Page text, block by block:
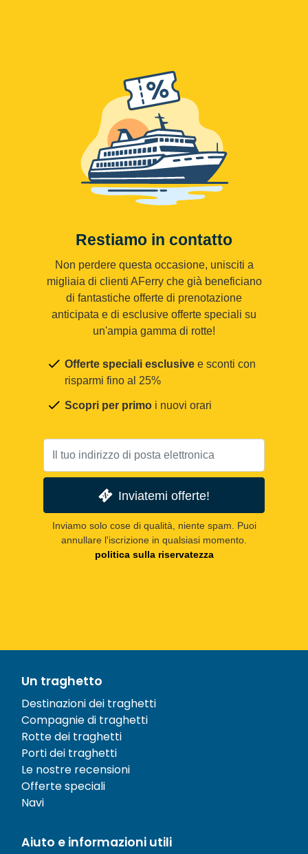
Restiamo in contatto
Non perdere questa occasione, unisciti a
migliaia di clienti AFerry che già beneficiano
di fantastiche offerte di prenotazione
anticipata e di esclusive offerte speciali su
un'ampia gamma di rotte!
Offerte speciali esclusive e sconti con
risparmi fino al 25%
Scopri per primo i nuovi orari
Inviatemi offerte!
Inviamo solo cose di qualità, niente spam. Puoi
annullare l'iscrizione in qualsiasi momento.
politica sulla riservatezza
Un traghetto
Destinazioni dei traghetti
Compagnie di traghetti
Rotte dei traghetti
Porti dei traghetti
Le nostre recensioni
Offerte speciali
Navi
Aiuto e informazioni utili